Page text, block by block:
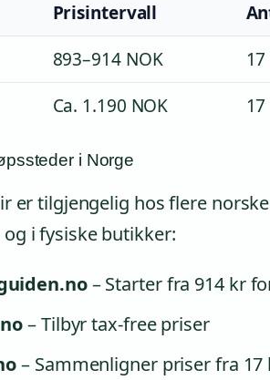
Prisintervall
893–914 NOK
17
Ca. 1.190 NOK 17
i Norge
er tilgjengelig hos flere
i fysiske butikker:
– Starter fra 914 kr
– Tilbyr tax-free priser
– Sammenligner priser fra